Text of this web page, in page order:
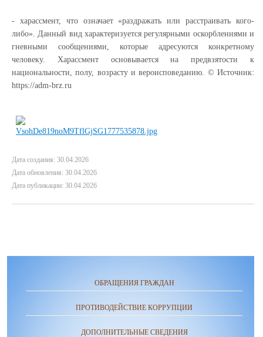
- харассмент, что означает «раздражать или расстраивать кого-
либо». Данный вид характеризуется регулярными оскорблениями и
гневными сообщениями, которые адресуются конкретному
человеку. Харассмент основывается на предвзятости к
национальности, полу, возрасту и вероисповеданию. © Источник:
https://adm-brz.ru
Дата создания: 30.04.2026
Дата обновления: 30.04.2026
Дата публикации: 30.04.2026
ОБРАЩЕНИЯ ГРАЖДАН
ПРОТИВОДЕЙСТВИЕ КОРРУПЦИИ
ДОПОЛНИТЕЛЬНЫЕ СВЕДЕНИЯ